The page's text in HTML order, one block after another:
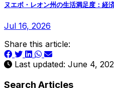
ヌエボ・レオン州の生活満足度：経
Jul 16, 2026
Share this article:
Last updated: June 4,
Search Articles